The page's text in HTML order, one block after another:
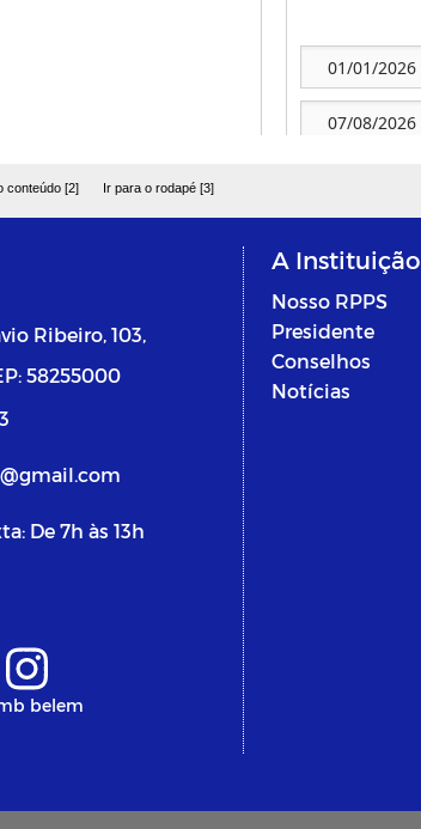
conteúdo [2] Ir para o rodapé [3]
Ribeiro, 103,
58255000
De 7h às 13h
belem
A Instituição
Nosso RPPS
Presidente
Conselhos
Notícias